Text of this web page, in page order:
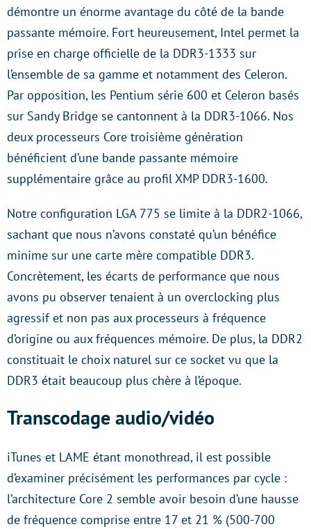
démontre un énorme avantage du côté de la bande
passante mémoire. Fort heureusement, Intel permet la
prise en charge officielle de la DDR3-1333 sur
l’ensemble de sa gamme et notamment des Celeron.
Par opposition, les Pentium série 600 et Celeron basés
sur Sandy Bridge se cantonnent à la DDR3-1066. Nos
deux processeurs Core troisième génération
bénéficient d’une bande passante mémoire
supplémentaire grâce au profil XMP DDR3-1600.
Notre configuration LGA 775 se limite à la DDR2-1066,
sachant que nous n’avons constaté qu’un bénéfice
minime sur une carte mère compatible DDR3.
Concrètement, les écarts de performance que nous
avons pu observer tenaient à un overclocking plus
agressif et non pas aux processeurs à fréquence
d’origine ou aux fréquences mémoire. De plus, la DDR2
constituait le choix naturel sur ce socket vu que la
DDR3 était beaucoup plus chère à l’époque.
Transcodage audio/vidéo
iTunes et LAME étant monothread, il est possible
d’examiner précisément les performances par cycle :
l’architecture Core 2 semble avoir besoin d’une hausse
de fréquence comprise entre 17 et 21 % (500-700